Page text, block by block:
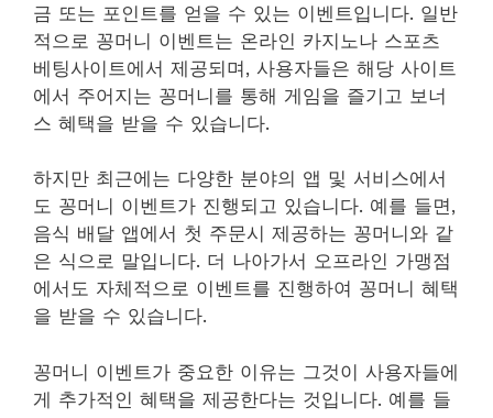
금 또는 포인트를 얻을 수 있는 이벤트입니다. 일반
적으로 꽁머니 이벤트는 온라인 카지노나 스포츠
베팅사이트에서 제공되며, 사용자들은 해당 사이트
에서 주어지는 꽁머니를 통해 게임을 즐기고 보너
스 혜택을 받을 수 있습니다.
하지만 최근에는 다양한 분야의 앱 및 서비스에서
도 꽁머니 이벤트가 진행되고 있습니다. 예를 들면,
음식 배달 앱에서 첫 주문시 제공하는 꽁머니와 같
은 식으로 말입니다. 더 나아가서 오프라인 가맹점
에서도 자체적으로 이벤트를 진행하여 꽁머니 혜택
을 받을 수 있습니다.
꽁머니 이벤트가 중요한 이유는 그것이 사용자들에
게 추가적인 혜택을 제공한다는 것입니다. 예를 들